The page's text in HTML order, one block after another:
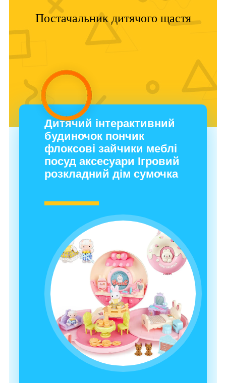
Постачальник дитячого щастя
Дитячий інтерактивний
будиночок пончик
флоксові зайчики меблі
посуд аксесуари Ігровий
розкладний дім сумочка